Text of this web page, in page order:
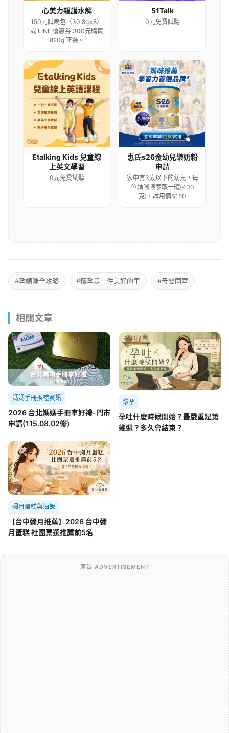
心美力親護水解
150元試喝包（30.8g×8）
或 LINE 優惠券 300元購買
820g 正裝。
51Talk
0元免費試聽
Etalking Kids 兒童線
上英文學習
0元免費試聽
惠氏s26金幼兒樂奶粉
申請
家中有3歲以下的幼兒，每
位媽咪限索取一罐(400
克)，試用價$150
#孕媽咪全攻略 #懷孕是一件美好的事 #母嬰同室
相關文章
媽媽手冊換禮資訊
2026 台北媽媽手冊拿好禮-門市
申請(115.08.02修)
懷孕
孕吐什麼時候開始？最嚴重是第
幾週？多久會結束？
彌月蛋糕與油飯
【台中彌月推薦】2026 台中彌
月蛋糕 社團票選推薦前5名
廣告 ADVERTISEMENT